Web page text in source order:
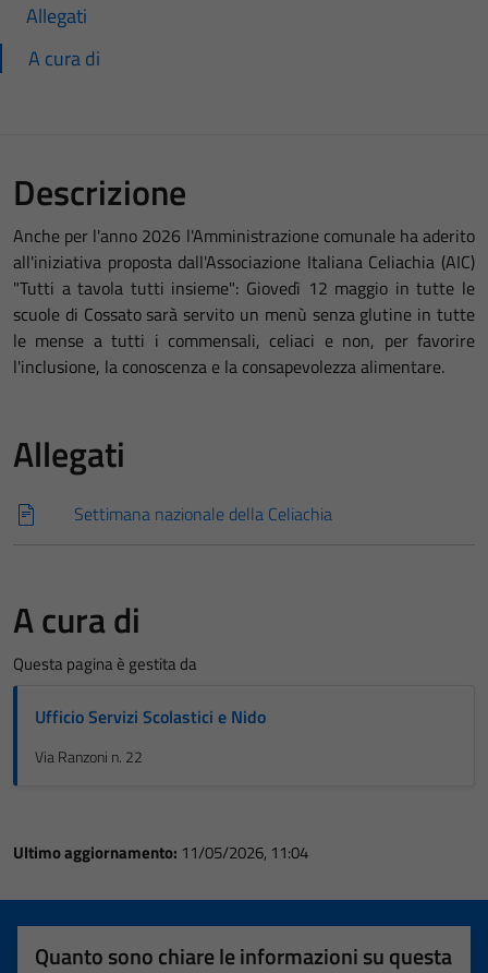
Allegati
A cura di
Descrizione
Anche per l'anno 2026 l'Amministrazione comunale ha aderito
all'iniziativa proposta dall'Associazione Italiana Celiachia (AIC)
"Tutti a tavola tutti insieme": Giovedì 12 maggio in tutte le
scuole di Cossato sarà servito un menù senza glutine in tutte
le mense a tutti i commensali, celiaci e non, per favorire
l'inclusione, la conoscenza e la consapevolezza alimentare.
Allegati
Settimana nazionale della Celiachia
A cura di
Questa pagina è gestita da
Ufficio Servizi Scolastici e Nido
Via Ranzoni n. 22
Ultimo aggiornamento: 11/05/2026, 11:04
Quanto sono chiare le informazioni su questa